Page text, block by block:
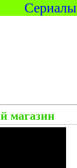
Сериалы
магазин